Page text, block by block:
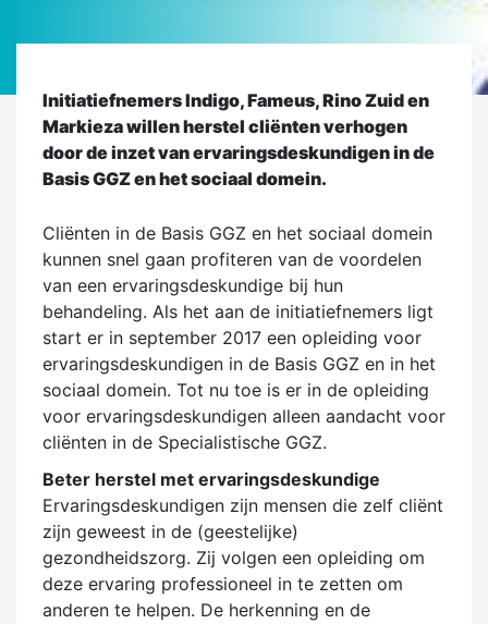
Initiatiefnemers Indigo, Fameus, Rino Zuid en
Markieza willen herstel cliënten verhogen
door de inzet van ervaringsdeskundigen in de
Basis GGZ en het sociaal domein.
Cliënten in de Basis GGZ en het sociaal domein
kunnen snel gaan profiteren van de voordelen
van een ervaringsdeskundige bij hun
behandeling. Als het aan de initiatiefnemers ligt
start er in september 2017 een opleiding voor
ervaringsdeskundigen in de Basis GGZ en in het
sociaal domein. Tot nu toe is er in de opleiding
voor ervaringsdeskundigen alleen aandacht voor
cliënten in de Specialistische GGZ.
Beter herstel met ervaringsdeskundige
Ervaringsdeskundigen zijn mensen die zelf cliënt
zijn geweest in de (geestelijke)
gezondheidszorg. Zij volgen een opleiding om
deze ervaring professioneel in te zetten om
anderen te helpen. De herkenning en de